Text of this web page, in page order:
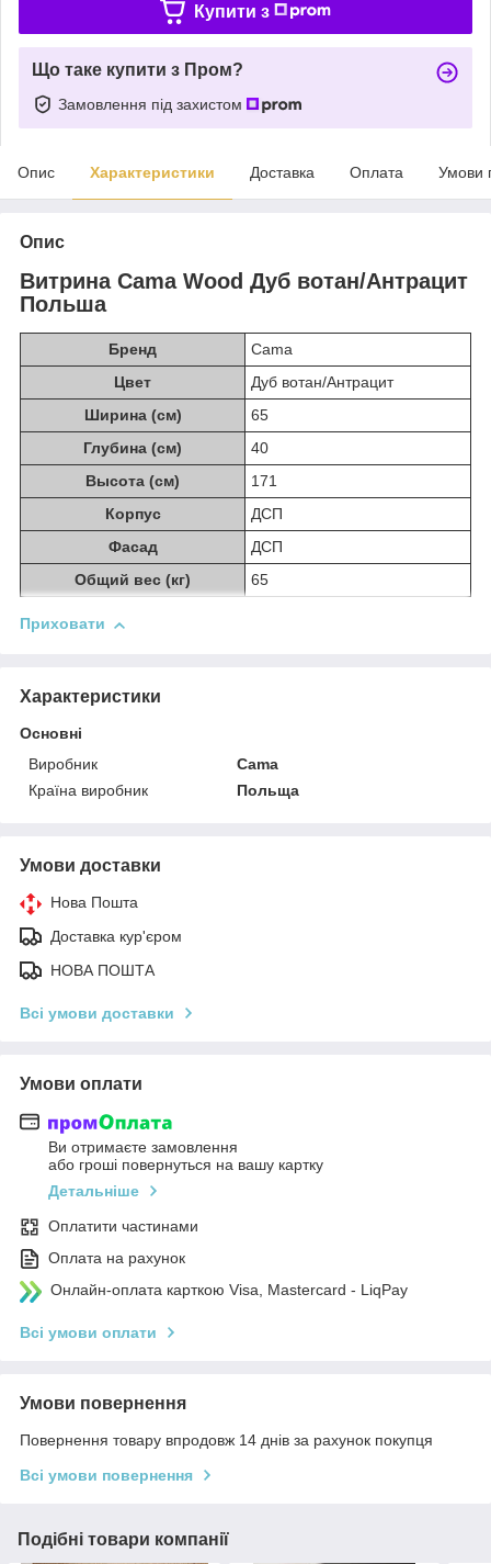
Купити з
Що таке купити з Пром?
Замовлення під захистом
Опис Характеристики Доставка Оплата Умови
Опис
Витрина Cama Wood Дуб вотан/Антрацит
Польша
Бренд
Cama
Цвет
Дуб вотан/Антрацит
Ширина (см)
65
Глубина (см)
40
Высота (см)
171
Корпус
ДСП
Фасад
ДСП
Общий вес (кг)
65
Приховати
Характеристики
Основні
Виробник
Cama
Країна виробник
Польща
Умови доставки
Нова Пошта
Доставка кур'єром
НОВА ПОШТА
Всі умови доставки
Умови оплати
Ви отримаєте замовлення
або гроші повернуться на вашу картку
Детальніше
Оплатити частинами
Оплата на рахунок
Онлайн-оплата карткою Visa, Mastercard - LiqPay
Всі умови оплати
Умови повернення
Повернення товару впродовж 14 днів за рахунок покупця
Всі умови повернення
Подібні товари компанії